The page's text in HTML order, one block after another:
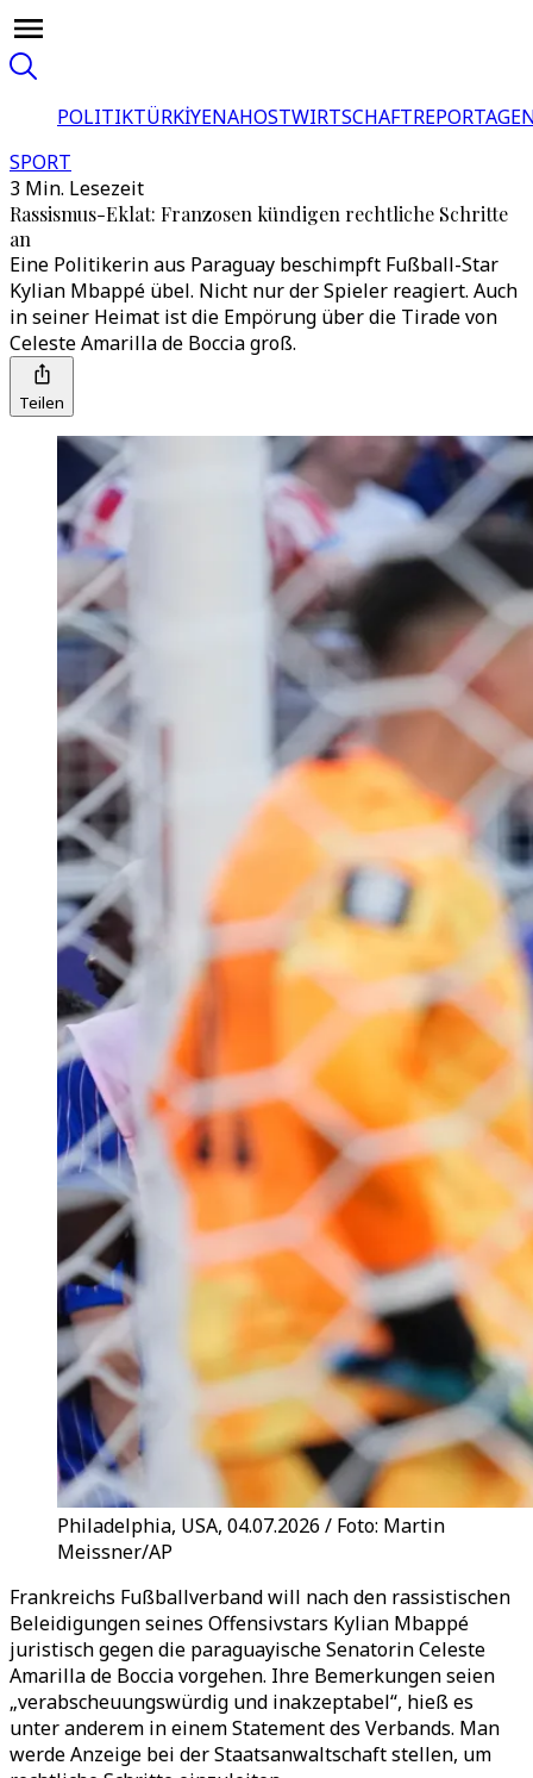
POLITIKTÜRKİYENAHOSTWIRTSCHAFT
SPORT
3 Min. Lesezeit
Rassismus-Eklat: Franzosen kündigen rechtliche Schritte
an
Eine Politikerin aus Paraguay beschimpft Fußball-Star
Kylian Mbappé übel. Nicht nur der Spieler reagiert. Auch
in seiner Heimat ist die Empörung über die Tirade von
Celeste Amarilla de Boccia groß.
Teilen
Philadelphia, USA, 04.07.2026 / Foto: Martin
Meissner/AP
Frankreichs Fußballverband will nach den rassistischen
Beleidigungen seines Offensivstars Kylian Mbappé
juristisch gegen die paraguayische Senatorin Celeste
Amarilla de Boccia vorgehen. Ihre Bemerkungen seien
„verabscheuungswürdig und inakzeptabel“, hieß es
unter anderem in einem Statement des Verbands. Man
werde Anzeige bei der Staatsanwaltschaft stellen, um